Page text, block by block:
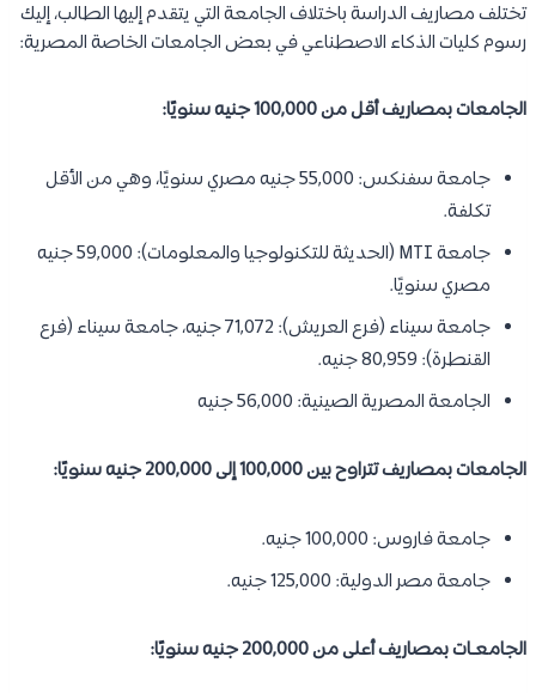
تختلف مصاريف الدراسة باختلاف الجامعة التي يتقدم إليها الطالب، إليك
رسوم كليات الذكاء الاصطناعي في بعض الجامعات الخاصة المصرية:
الجامعات بمصاريف أقل من 100,000 جنيه سنويًا:
جامعة سفنكس: 55,000 جنيه مصري سنويًا، وهي من الأقل
تكلفة.
جامعة MTI (الحديثة للتكنولوجيا والمعلومات): 59,000 جنيه
مصري سنويًا.
جامعة سيناء (فرع العريش): 71,072 جنيه، جامعة سيناء (فرع
القنطرة): 80,959 جنيه.
الجامعة المصرية الصينية: 56,000 جنيه
الجامعات بمصاريف تتراوح بين 100,000 إلى 200,000 جنيه سنويًا:
جامعة فاروس: 100,000 جنيه.
جامعة مصر الدولية: 125,000 جنيه.
الجامعـات بمصاريف أعلى من 200,000 جنيه سنويًا: